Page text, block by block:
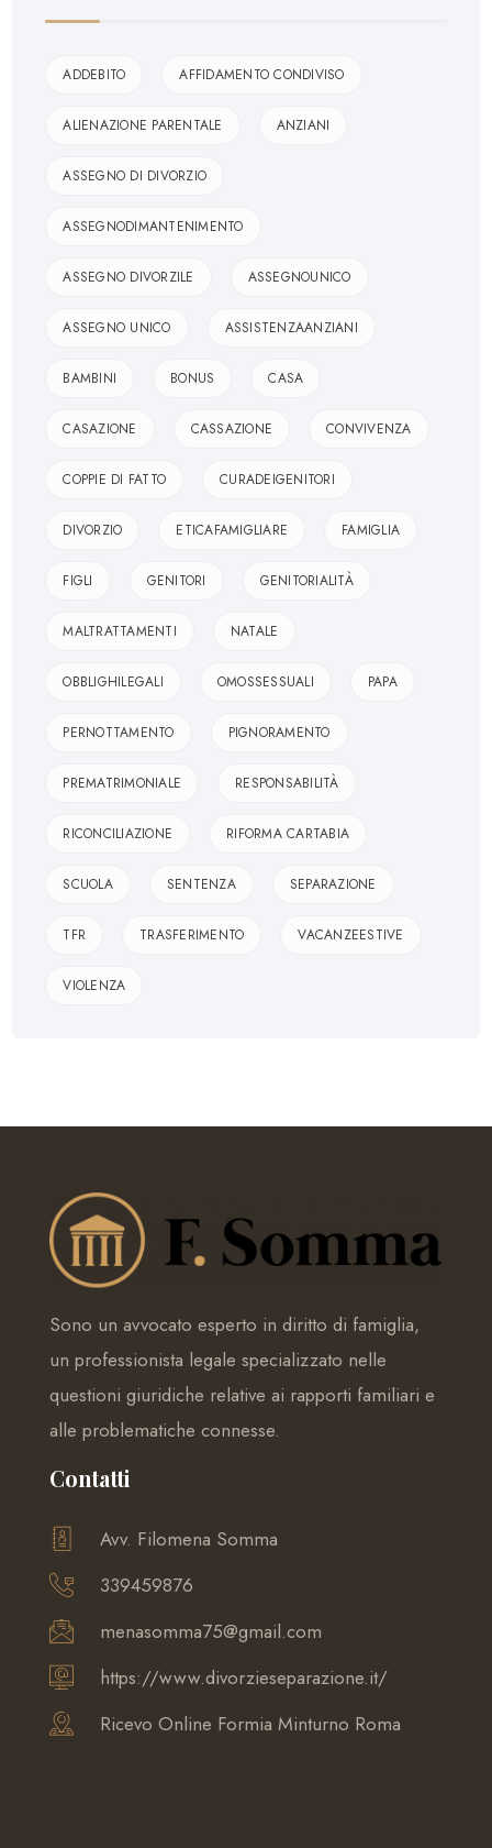
ADDEBITO AFFIDAMENTO CONDIVISO
ALIENAZIONE PARENTALE ANZIANI
ASSEGNO DI DIVORZIO
ASSEGNODIMANTENIMENTO
ASSEGNO DIVORZILE ASSEGNOUNICO
ASSEGNO UNICO ASSISTENZAANZIANI
BAMBINI BONUS CASA
CASAZIONE CASSAZIONE CONVIVENZA
COPPIE DI FATTO CURADEIGENITORI
DIVORZIO ETICAFAMIGLIARE FAMIGLIA
FIGLI GENITORI GENITORIALITÀ
MALTRATTAMENTI NATALE
OBBLIGHILEGALI OMOSSESSUALI PAPA
PERNOTTAMENTO PIGNORAMENTO
PREMATRIMONIALE RESPONSABILITÀ
RICONCILIAZIONE RIFORMA CARTABIA
SCUOLA SENTENZA SEPARAZIONE
TFR TRASFERIMENTO VACANZEESTIVE
VIOLENZA
Sono un avvocato esperto in diritto di famiglia,
un professionista legale specializzato nelle
questioni giuridiche relative ai rapporti familiari e
alle problematiche connesse.
Contatti
Avv. Filomena Somma
339459876
menasomma75@gmail.com
https://www.divorzieseparazione.it/
Ricevo Online Formia Minturno Roma